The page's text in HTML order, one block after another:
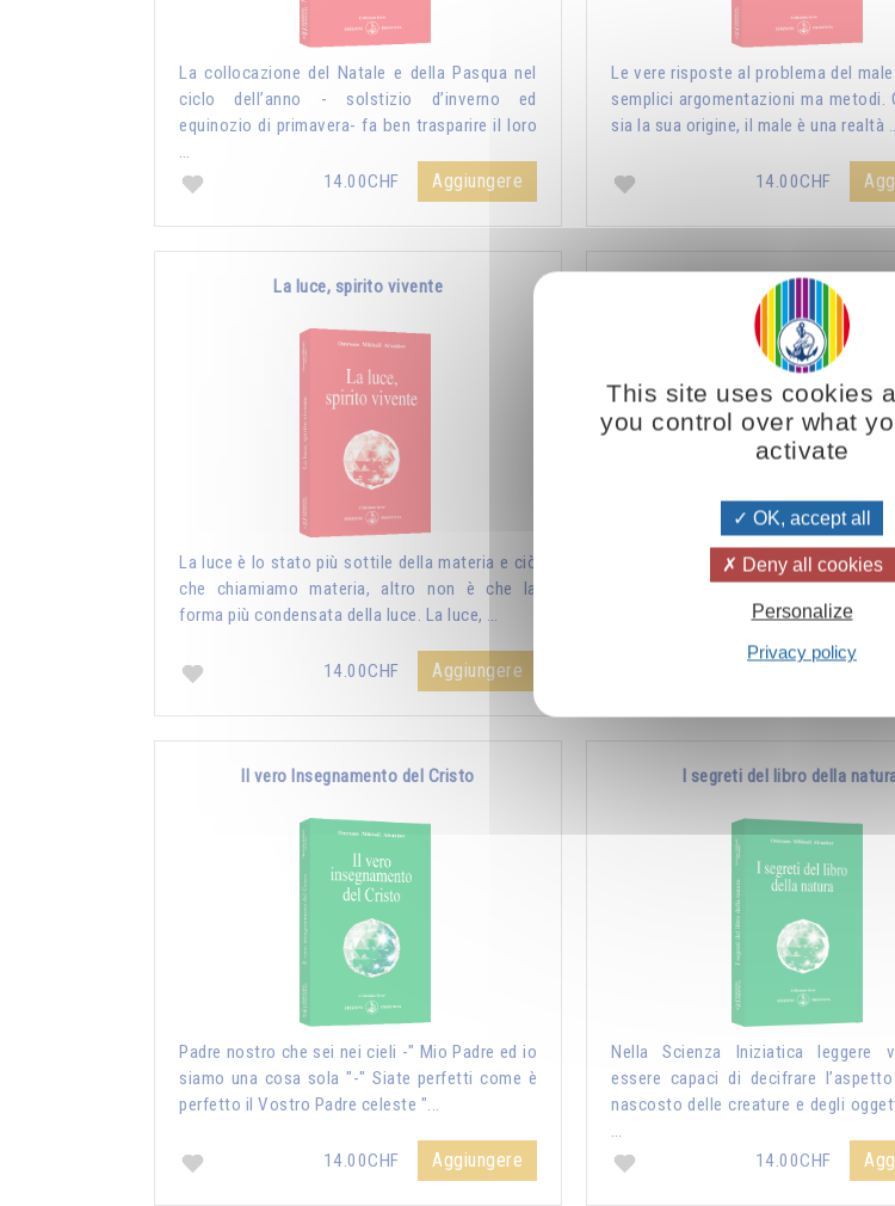
La collocazione del Natale e della Pasqua nel
ciclo dell’anno - solstizio d’inverno ed
equinozio di primavera- fa ben trasparire il loro
…
14.00CHF
Aggiungere
Le vere risposte al problema del
semplici argomentazioni ma metodi.
sia la sua origine, il male è una realtà
14.00CHF
La luce, spirito vivente
La luce è lo stato più sottile della materia e ciò
che chiamiamo materia, altro non è che la
forma più condensata della luce. La luce, …
14.00CHF Aggiungere
Natura umana e natura divina
L’uomo è quell’essere che
posto al limite fra il mondo
divino. La sua natura è quindi duplice
Il vero Insegnamento del Cristo
Padre nostro che sei nei cieli -" Mio Padre ed io
siamo una cosa sola "-" Siate perfetti come è
perfetto il Vostro Padre celeste "...
14.00CHF Aggiungere
I segreti del libro della
Nella Scienza Iniziatica leggere
essere capaci di decifrare
nascosto delle creature e degli
…
14.00CHF
This site uses cookies
you control over what
activate
OK, accept all
Deny all cookies
Personalize
Privacy policy